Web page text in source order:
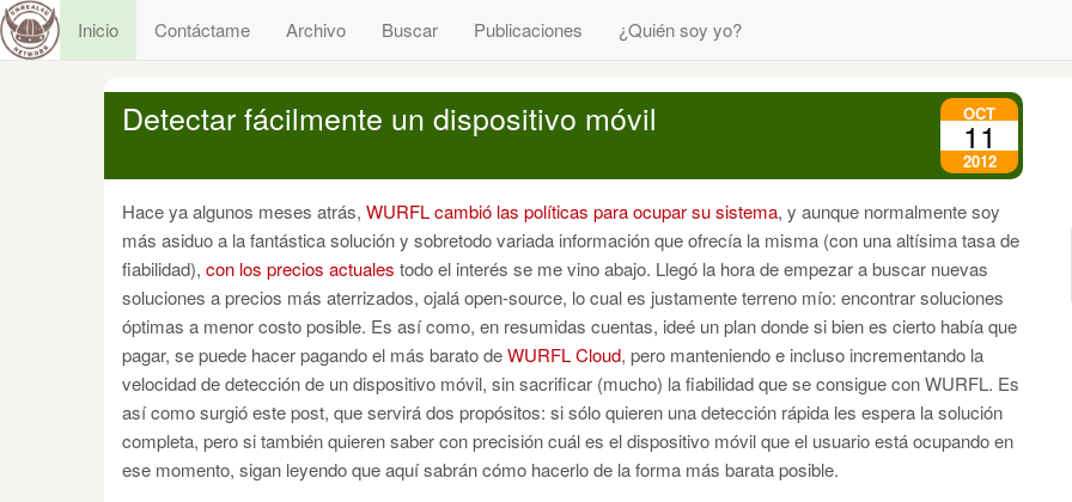
Inicio Contáctame Archivo Buscar Publicaciones ¿Quién soy yo?
Detectar fácilmente un dispositivo móvil OCT
11
2012
Hace ya algunos meses atrás, WURFL cambió las políticas para ocupar su sistema, y aunque normalmente soy
más asiduo a la fantástica solución y sobretodo variada información que ofrecía la misma (con una altísima tasa de
fiabilidad), con los precios actuales todo el interés se me vino abajo. Llegó la hora de empezar a buscar nuevas
soluciones a precios más aterrizados, ojalá open-source, lo cual es justamente terreno mío: encontrar soluciones
óptimas a menor costo posible. Es así como, en resumidas cuentas, ideé un plan donde si bien es cierto había que
pagar, se puede hacer pagando el más barato deWURFL Cloud, pero manteniendo e incluso incrementando la
velocidad de detección de un dispositivo móvil, sin sacrificar (mucho) la fiabilidad que se consigue con WURFL. Es
así como surgió este post, que servirá dos propósitos: si sólo quieren una detección rápida les espera la solución
completa, pero si también quieren saber con precisión cuál es el dispositivo móvil que el usuario está ocupando en
ese momento, sigan leyendo que aquí sabrán cómo hacerlo de la forma más barata posible.